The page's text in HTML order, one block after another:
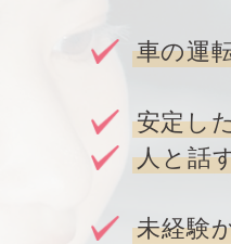
車の運
安定し
人と話
未経験